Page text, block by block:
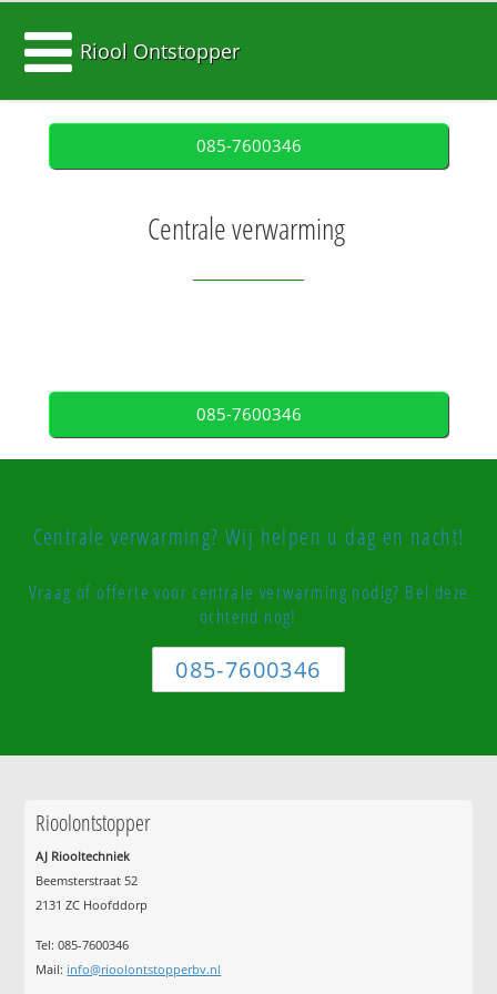
Riool Ontstopper
085-7600346
Centrale verwarming
085-7600346
Centrale verwarming? Wij helpen u dag en nacht!
Vraag of offerte voor centrale verwarming nodig? Bel deze
ochtend nog!
085-7600346
Rioolontstopper
AJ Riooltechniek
Beemsterstraat 52
2131 ZC Hoofddorp
Tel:085-7600346
Mail: info@rioolontstopperbv.nl